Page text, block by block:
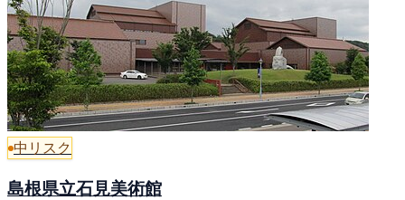
中リスク
島根県立石見美術館